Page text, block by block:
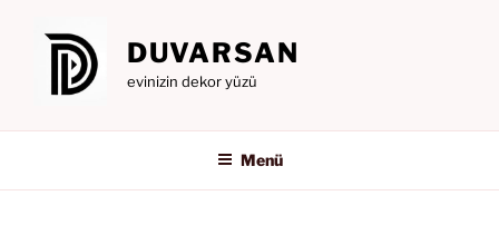
DUVARSAN
evinizin dekor yüzü
Menü